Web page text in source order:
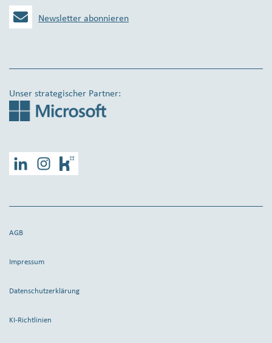
Newsletter abonnieren
Unser strategischer Partner:
LinkedInInstagramKununu
AGB
Impressum
Datenschutzerklärung
KI-Richtlinien